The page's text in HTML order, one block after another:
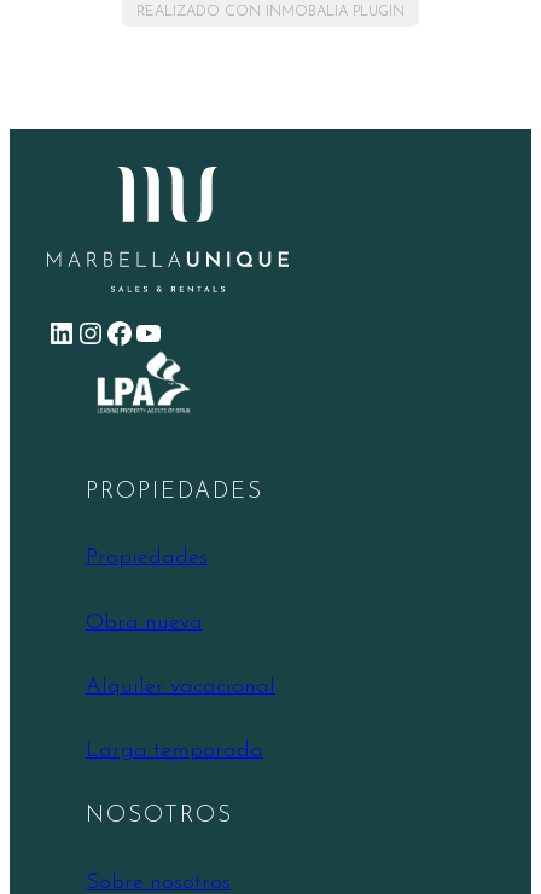
REALIZADO CON INMOBALIA PLUGIN
LinkedIn Instagram Facebook YouTube
PROPIEDADES
Propiedades
Obra nueva
Alquiler vacacional
Larga temporada
NOSOTROS
Sobre nosotros